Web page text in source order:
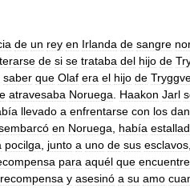
de un rey en Irlanda de sangre
de si se trataba del hijo de
saber que Olaf era el hijo de
atravesaba Noruega. Haakon Jarl
llevado a enfrentarse con los
en Noruega, había
pocilga, junto a uno de sus esclavos,
para aquél que encuentre
recompensa y asesinó a su amo